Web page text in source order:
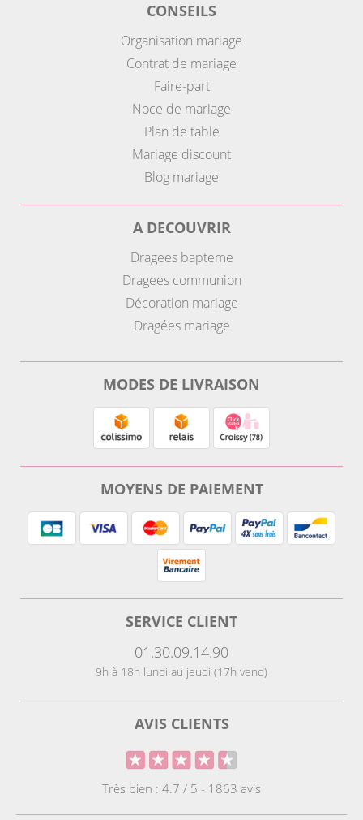
CONSEILS
Organisation mariage
Contrat de mariage
Faire-part
Noce de mariage
Plan de table
Mariage discount
Blog mariage
A DECOUVRIR
Dragees bapteme
Dragees communion
Décoration mariage
Dragées mariage
MODES DE LIVRAISON
MOYENS DE PAIEMENT
SERVICE CLIENT
01.30.09.14.90
9h à 18h lundi au jeudi (17h vend)
AVIS CLIENTS
Très bien : 4.7 / 5 - 1863 avis